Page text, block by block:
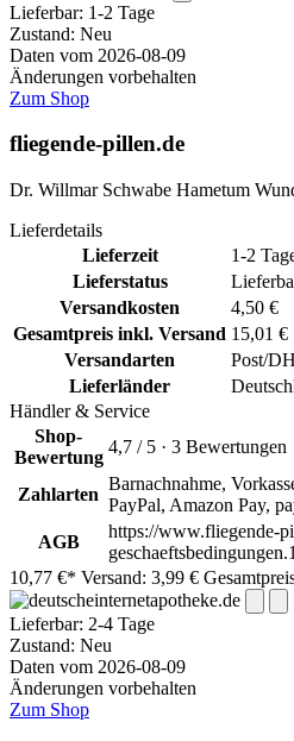
Lieferbar: 1-2 Tage
Zustand: Neu
Daten vom 2026-08-09
Änderungen vorbehalten
Zum Shop
fliegende-pillen.de
Dr. Willmar Schwabe Hametum
Lieferdetails
Lieferzeit
1-2
Lieferstatus
Versandkosten
4,50 €
Gesamtpreis inkl. Versand 15,01 €
Versandarten
Post/
Lieferländer
Händler & Service
Shop-
Bewertung
4,7 / 5 · 3 Bewertungen
Zahlarten
Barnachnahme,
PayPal, Amazon Pay,
AGB
https://www.fliegende-
10,77 €* Versand: 3,99 €
Lieferbar: 2-4 Tage
Zustand: Neu
Daten vom 2026-08-09
Änderungen vorbehalten
Zum Shop